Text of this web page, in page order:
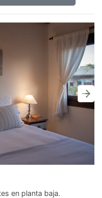
en planta baja.